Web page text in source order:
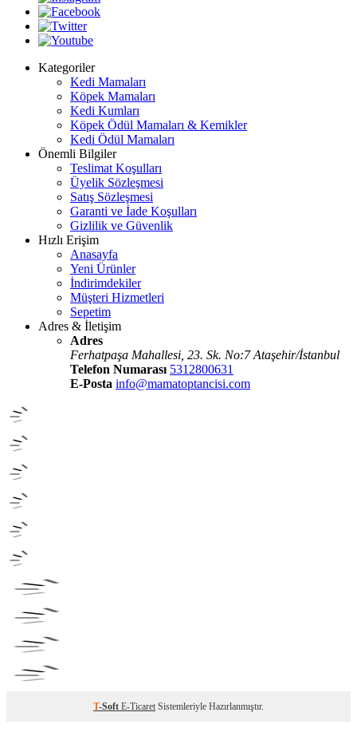
Kategoriler
Kedi Mamaları
Köpek Mamaları
Kedi Kumları
Köpek Ödül Mamaları & Kemikler
Kedi Ödül Mamaları
Önemli Bilgiler
Teslimat Koşulları
Üyelik Sözleşmesi
Satış Sözleşmesi
Garanti ve İade Koşulları
Gizlilik ve Güvenlik
Hızlı Erişim
Anasayfa
Yeni Ürünler
İndirimdekiler
Müşteri Hizmetleri
Sepetim
Adres & İletişim
Adres
Ferhatpaşa Mahallesi, 23. Sk. No:7 Ataşehir/İstanbul
Telefon Numarası 5312800631
E-Posta info@mamatoptancisi.com
T-Soft E-Ticaret Sistemleriyle Hazırlanmıştır.